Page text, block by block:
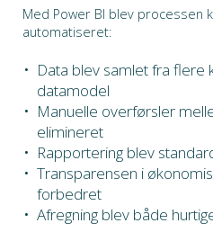
Med Power BI blev processen
automatiseret:
Data blev samlet fra flere
datamodel
Manuelle overførsler
elimineret
Rapportering blev
Transparensen i
forbedret
Afregning blev både